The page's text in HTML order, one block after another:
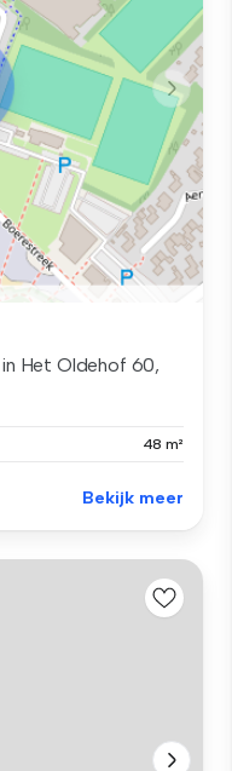
in Het Oldehof 60,
48 m²
Bekijk meer